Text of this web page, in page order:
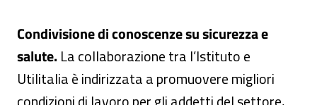
Condivisione di conoscenze su sicurezza e
salute. La collaborazione tra l’Istituto e
Utilitalia è indirizzata a promuovere migliori